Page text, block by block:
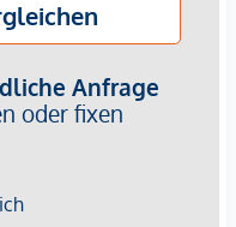
Beschattung
der zentralen
in der Otto-
Gebäuden bis zur
Öffnungen zu den